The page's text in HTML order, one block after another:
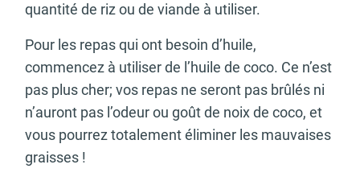
quantité de riz ou de viande à utiliser.
Pour les repas qui ont besoin d’huile,
commencez à utiliser de l’huile de coco. Ce n’est
pas plus cher; vos repas ne seront pas brûlés ni
n’auront pas l’odeur ou goût de noix de coco, et
vous pourrez totalement éliminer les mauvaises
graisses !